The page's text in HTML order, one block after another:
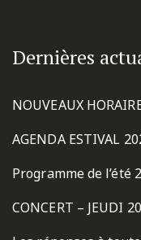
Dernières
NOUVEAUX
AGENDA ESTIVAL
Programme de l’été
CONCERT – JEUDI